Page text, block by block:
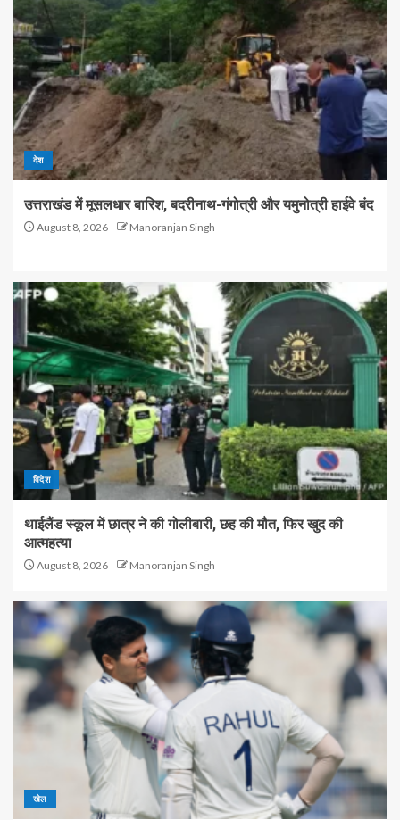
देश
उत्तराखंड में मूसलधार बारिश, बदरीनाथ-गंगोत्री और यमुनोत्री हाईवे बंद
August 8, 2026 Manoranjan Singh
विदेश
थाईलैंड स्कूल में छात्र ने की गोलीबारी, छह की मौत, फिर खुद की
आत्महत्या
August 8, 2026 Manoranjan Singh
खेल